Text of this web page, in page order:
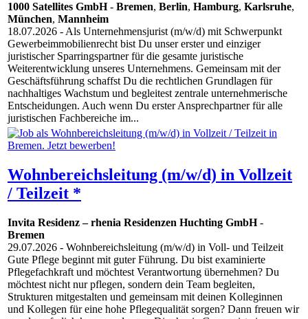
1000 Satellites GmbH- Bremen, Berlin, Hamburg, Karlsruhe,
München, Mannheim
18.07.2026 - Als Unternehmensjurist (m/w/d) mit Schwerpunkt
Gewerbeimmobilienrecht bist Du unser erster und einziger
juristischer Sparringspartner für die gesamte juristische
Weiterentwicklung unseres Unternehmens. Gemeinsam mit der
Geschäftsführung schaffst Du die rechtlichen Grundlagen für
nachhaltiges Wachstum und begleitest zentrale unternehmerische
Entscheidungen. Auch wenn Du erster Ansprechpartner für alle
juristischen Fachbereiche im...
Wohnbereichsleitung (m/w/d) in Vollzeit
/ Teilzeit *
Invita Residenz – rhenia Residenzen Huchting GmbH-
Bremen
29.07.2026 - Wohnbereichsleitung (m/w/d) in Voll- und Teilzeit
Gute Pflege beginnt mit guter Führung. Du bist examinierte
Pflegefachkraft und möchtest Verantwortung übernehmen? Du
möchtest nicht nur pflegen, sondern dein Team begleiten,
Strukturen mitgestalten und gemeinsam mit deinen Kolleginnen
und Kollegen für eine hohe Pflegequalität sorgen? Dann freuen wir